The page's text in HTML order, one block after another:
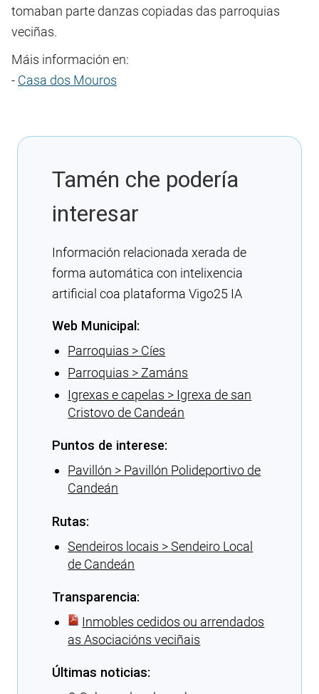
tomaban parte danzas copiadas das parroquias
veciñas.
Máis información en:
- Casa dos Mouros
Tamén che podería
interesar
Información relacionada xerada de
forma automática con intelixencia
artificial coa plataforma Vigo25 IA
Web Municipal:
Parroquias > Cíes
Parroquias > Zamáns
Igrexas e capelas > Igrexa de san
Cristovo de Candeán
Puntos de interese:
Pavillón > Pavillón Polideportivo de
Candeán
Rutas:
Sendeiros locais > Sendeiro Local
de Candeán
Transparencia:
Inmobles cedidos ou arrendados
as Asociacións veciñais
Últimas noticias: